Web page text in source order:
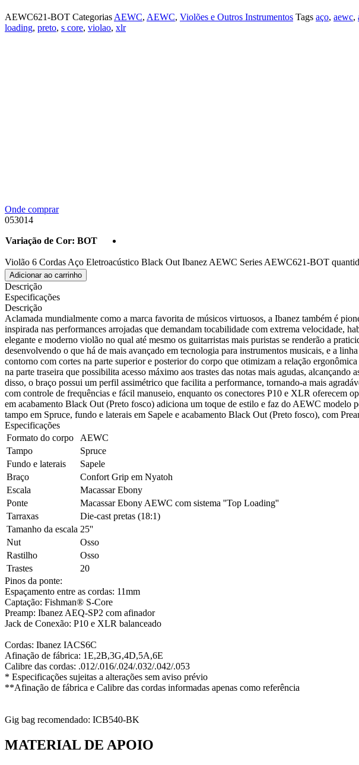
AEWC621-BOT Categorias AEWC, AEWC, Violões e Outros Instrumentos Tags aço, aewc,
loading, preto, s core, violao, xlr
Onde comprar
053014
Variação de Cor: BOT
Violão 6 Cordas Aço Eletroacústico Black Out Ibanez AEWC Series AEWC621-BOT
Adicionar ao carrinho
Descrição
Especificações
Descrição
Aclamada mundialmente como a marca favorita de músicos virtuosos, a Ibanez também é
inspirada nas performances arrojadas que demandam tocabilidade com extrema velocidade,
elegante e moderno violão no qual até mesmo os guitarristas mais puristas se renderão a
desenvolvendo o que há de mais avançado em tecnologia para instrumentos musicais, e a
contorno com cortes na parte superior e posterior do corpo que otimizam a relação
na parte traseira que possibilita acesso máximo aos trastes das notas mais agudas,
disso, o braço possui um perfil assimétrico que facilita a performance, tornando-a mais
com controle de frequências e fácil manuseio, enquanto os conectores P10 e XLR oferecem
em acabamento Black Out (Preto fosco) adiciona um toque de estilo e faz do AEWC
tampo em Spruce, fundo e laterais em Sapele e acabamento Black Out (Preto fosco), com
Especificações
Formato do corpo
AEWC
Tampo
Spruce
Fundo e laterais
Sapele
Braço
Confort Grip em Nyatoh
Escala
Macassar Ebony
Ponte
Macassar Ebony AEWC com sistema ''Top Loading''
Tarraxas
Die-cast pretas (18:1)
Tamanho da escala 25''
Nut
Osso
Rastilho
Osso
Trastes
20
Pinos da ponte:
Espaçamento entre as cordas: 11mm
Captação: Fishman® S-Core
Preamp: Ibanez AEQ-SP2 com afinador
Jack de Conexão: P10 e XLR balanceado
Cordas: Ibanez IACS6C
Afinação de fábrica: 1E,2B,3G,4D,5A,6E
Calibre das cordas: .012/.016/.024/.032/.042/.053
* Especificações sujeitas a alterações sem aviso prévio
**Afinação de fábrica e Calibre das cordas informadas apenas como referência
Gig bag recomendado: ICB540-BK
MATERIAL DE APOIO